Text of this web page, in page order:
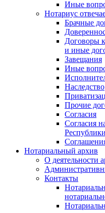
Иные
Нотариус
Брачные
Договоры
и иные
Завещания
Иные
Наследство
Прочие
Согласия
Согласия
Нотариальный архив
О деятельности
Контакты